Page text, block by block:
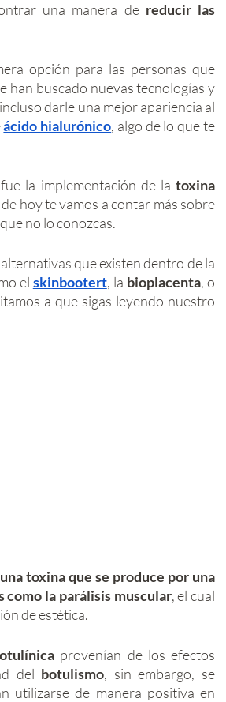
una manera de reducir las
opción para las personas que
han buscado nuevas tecnologías y
darle una mejor apariencia al
ácido hialurónico, algo de lo que te
la implementación de la toxina
de hoy te vamos a contar más sobre
no lo conozcas.
el skinbootert, la bioplacenta, o
a que sigas leyendo nuestro
toxina que se produce por una
como la parálisis muscular, el cual
de estética.
provenían de los efectos
del botulismo, sin embargo, se
utilizarse de manera positiva en